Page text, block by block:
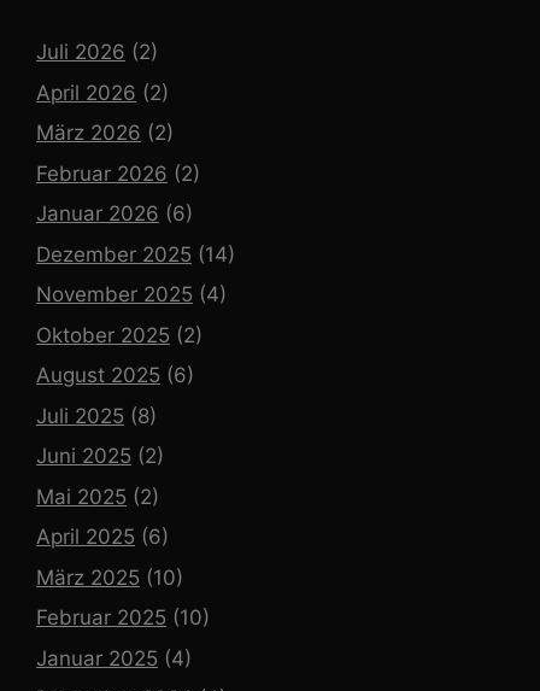
Juli 2026 (2)
April 2026 (2)
März 2026 (2)
Februar 2026 (2)
Januar 2026 (6)
Dezember 2025 (14)
November 2025 (4)
Oktober 2025 (2)
August 2025 (6)
Juli 2025 (8)
Juni 2025 (2)
Mai 2025 (2)
April 2025 (6)
März 2025 (10)
Februar 2025 (10)
Januar 2025 (4)